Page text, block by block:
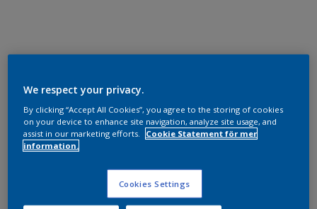
We respect your privacy.
By clicking “Accept All Cookies”, you agree to the storing of cookies
on your device to enhance site navigation, analyze site usage, and
assist in our marketing efforts.
Cookie Statement för mer
information.
Cookies Settings